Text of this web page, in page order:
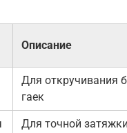
Описание
Для откручивания
гаек
Для точной